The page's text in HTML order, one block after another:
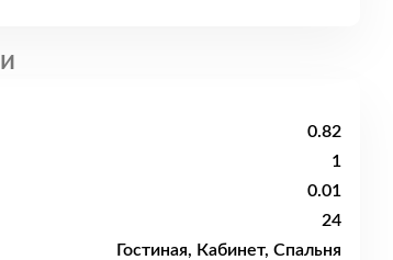
0.82
1
0.01
24
Гостиная, Кабинет, Спальня